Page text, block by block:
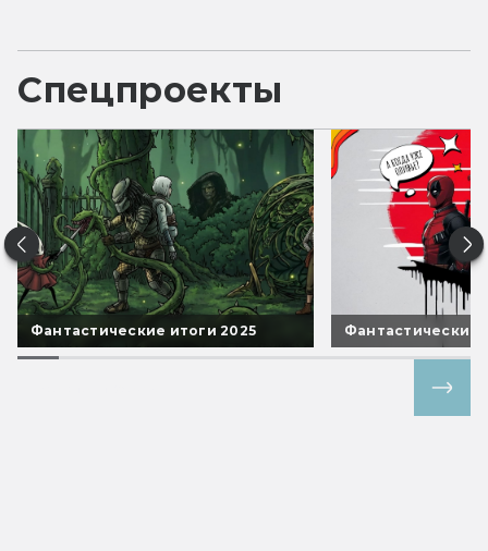
Спецпроекты
Фантастические итоги 2025 Фантастические